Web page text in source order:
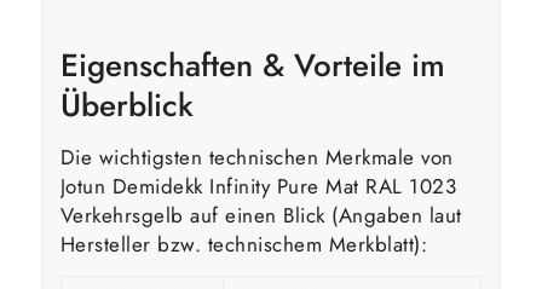
Eigenschaften & Vorteile im
Überblick
Die wichtigsten technischen Merkmale von
Jotun Demidekk Infinity Pure Mat RAL 1023
Verkehrsgelb auf einen Blick (Angaben laut
Hersteller bzw. technischem Merkblatt):